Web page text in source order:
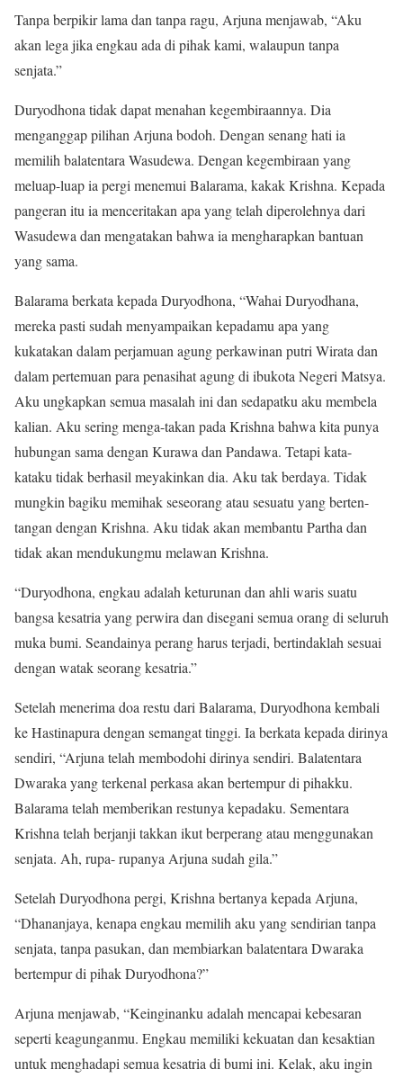
Tanpa berpikir lama dan tanpa ragu, Arjuna menjawab, “Aku
akan lega jika engkau ada di pihak kami, walaupun tanpa
senjata.”
Duryodhona tidak dapat menahan kegembiraannya. Dia
menganggap pilihan Arjuna bodoh. Dengan senang hati ia
memilih balatentara Wasudewa. Dengan kegembiraan yang
meluap-luap ia pergi menemui Balarama, kakak Krishna. Kepada
pangeran itu ia menceritakan apa yang telah diperolehnya dari
Wasudewa dan mengatakan bahwa ia mengharapkan bantuan
yang sama.
Balarama berkata kepada Duryodhona, “Wahai Duryo­dhana,
mereka pasti sudah menyampaikan kepadamu apa yang
kukatakan dalam perjamuan agung perkawinan putri Wirata dan
dalam pertemuan para penasihat agung di ibukota Negeri Matsya.
Aku ungkapkan semua masalah ini dan sedapatku aku membela
kalian. Aku sering menga-takan pada Krishna bahwa kita punya
hubungan sama dengan Kurawa dan Pandawa. Tetapi kata-
kataku tidak berhasil meyakinkan dia. Aku tak berdaya. Tidak
mungkin bagiku memihak seseorang atau sesuatu yang berten-
tangan dengan Krishna. Aku tidak akan membantu Partha dan
tidak akan mendukungmu melawan Krishna.
“Duryodhona, engkau adalah keturunan dan ahli waris suatu
bangsa kesatria yang perwira dan disegani semua orang di seluruh
muka bumi. Seandainya perang harus terjadi, bertindaklah sesuai
dengan watak seorang kesa­tria.”
Setelah menerima doa restu dari Balarama, Duryodhona kembali
ke Hastinapura dengan semangat tinggi. Ia ber­kata kepada dirinya
sendiri, “Arjuna telah membodohi dirinya sendiri. Balatentara
Dwaraka yang terkenal perkasa akan bertempur di pihakku.
Balarama telah memberikan restunya kepadaku. Sementara
Krishna telah berjanji takkan ikut berperang atau menggunakan
senjata. Ah, rupa- rupanya Arjuna sudah gila.”
Setelah Duryodhona pergi, Krishna bertanya kepada Arjuna,
“Dhananjaya, kenapa engkau memilih aku yang sendirian tanpa
senjata, tanpa pasukan, dan membiarkan balatentara Dwaraka
bertempur di pihak Duryodhona?”
Arjuna menjawab, “Keinginanku adalah mencapai kebe­saran
seperti keagunganmu. Engkau memiliki kekuatan dan kesaktian
untuk menghadapi semua kesatria di bumi ini. Kelak, aku ingin